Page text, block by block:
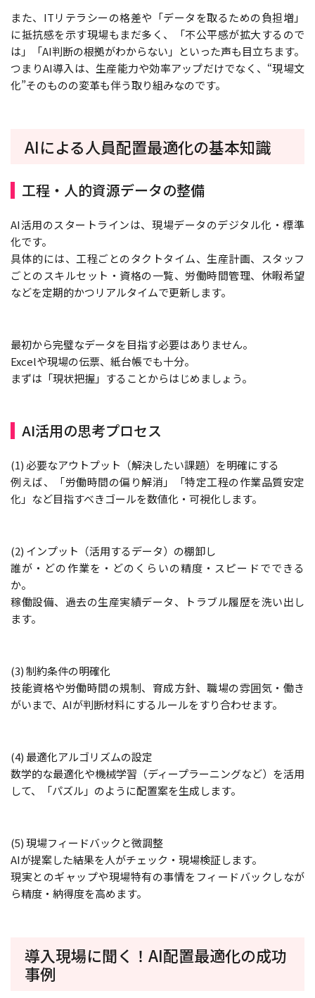
また、ITリテラシーの格差や「データを取るための負担増」
に抵抗感を示す現場もまだ多く、「不公平感が拡大するので
は」「AI判断の根拠がわからない」といった声も目立ちます。
つまりAI導入は、生産能力や効率アップだけでなく、“現場文
化”そのものの変革も伴う取り組みなのです。
AIによる人員配置最適化の基本知識
工程・人的資源データの整備
AI活用のスタートラインは、現場データのデジタル化・標準
化です。
具体的には、工程ごとのタクトタイム、生産計画、スタッフ
ごとのスキルセット・資格の一覧、労働時間管理、休暇希望
などを定期的かつリアルタイムで更新します。
最初から完璧なデータを目指す必要はありません。
Excelや現場の伝票、紙台帳でも十分。
まずは「現状把握」することからはじめましょう。
AI活用の思考プロセス
(1) 必要なアウトプット（解決したい課題）を明確にする
例えば、「労働時間の偏り解消」「特定工程の作業品質安定
化」など目指すべきゴールを数値化・可視化します。
(2) インプット（活用するデータ）の棚卸し
誰が・どの作業を・どのくらいの精度・スピードでできる
か。
稼働設備、過去の生産実績データ、トラブル履歴を洗い出し
ます。
(3) 制約条件の明確化
技能資格や労働時間の規制、育成方針、職場の雰囲気・働き
がいまで、AIが判断材料にするルールをすり合わせます。
(4) 最適化アルゴリズムの設定
数学的な最適化や機械学習（ディープラーニングなど）を活用
して、「パズル」のように配置案を生成します。
(5) 現場フィードバックと微調整
AIが提案した結果を人がチェック・現場検証します。
現実とのギャップや現場特有の事情をフィードバックしなが
ら精度・納得度を高めます。
導入現場に聞く！AI配置最適化の成功
事例